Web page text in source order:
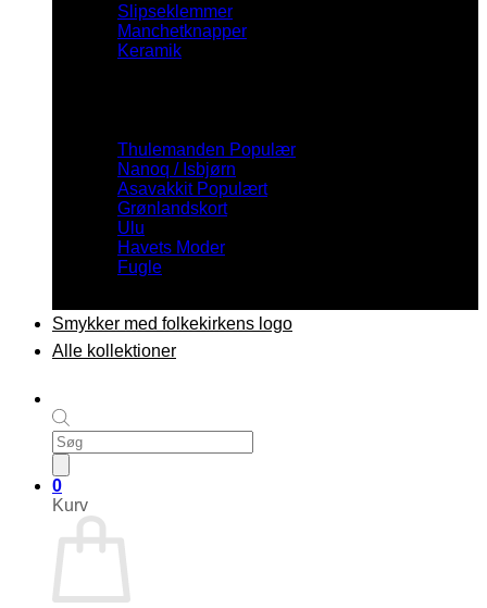
Products
search
0
Kurv
Slipseklemmer
Manchetknapper
Keramik
Thulemanden
Nanoq / Isbjørn
Asavakkit
Grønlandskort
Ulu
Havets Moder
Fugle
Smykker med folkekirkens logo
Alle kollektioner